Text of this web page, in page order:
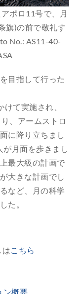
ポロ11号で、月
旗)の前で敬礼す
No.: AS11-40-
目指して行った
て実施され、
、アームストロ
に降り立ちまし
月面を歩きまし
最大級の計画で
大きな計画でし
など、月の科学
た。
はこちら
ン概要